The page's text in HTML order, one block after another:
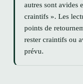
autres sont avides
craintifs ». Les
points de
rester craintifs ou
prévu.